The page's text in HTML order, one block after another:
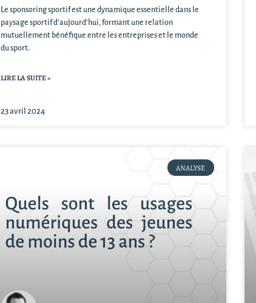
Le sponsoring sportif est une dynamique essentielle dans le
paysage sportif d’aujourd’hui, formant une relation
mutuellement bénéfique entre les entreprises et le monde
du sport.
LIRE LA SUITE »
23 avril 2024
ANALYSE